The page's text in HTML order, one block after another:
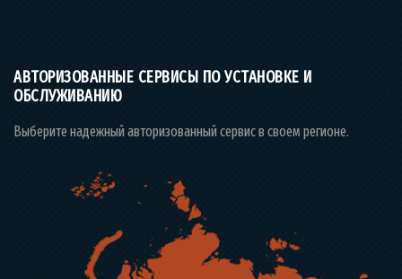
АВТОРИЗОВАННЫЕ СЕРВИСЫ ПО УСТАНОВКЕ И
ОБСЛУЖИВАНИЮ
Выберите надежный авторизованный сервис в своем регионе.